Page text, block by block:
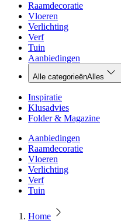
Raamdecoratie
Vloeren
Verlichting
Verf
Tuin
Aanbiedingen
Alle categorieënAlles
Inspiratie
Klusadvies
Folder & Magazine
Aanbiedingen
Raamdecoratie
Vloeren
Verlichting
Verf
Tuin
Home